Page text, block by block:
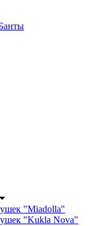
"Miadolla"
"Kukla Nova"